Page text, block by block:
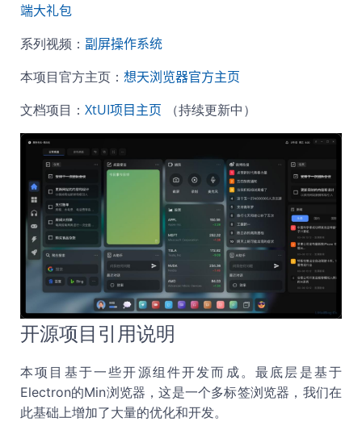
端大礼包
系列视频： 副屏操作系统
本项目官方主页： 想天浏览器官方主页
文档项目： XtUI项目主页 （持续更新中）
开源项目引用说明
本项目基于一些开源组件开发而成。最底层是基于
Electron的Min浏览器，这是一个多标签浏览器，我们在
此基础上增加了大量的优化和开发。